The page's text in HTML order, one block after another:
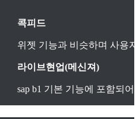
콕피드
위젯 기능과 비슷하며 사용
라이브현업(메신져)
sap b1 기본 기능에 포함되